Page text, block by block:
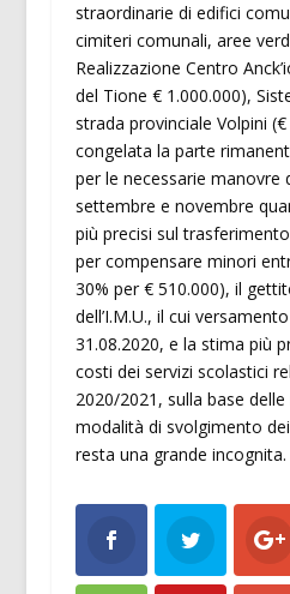
straordinarie di edifici
cimiteri comunali, aree
Realizzazione Centro
del Tione € 1.000.000),
strada provinciale Volpini
congelata la parte
per le necessarie manovre
settembre e novembre
più precisi sul
per compensare minori
30% per € 510.000), il
dell’I.M.U., il cui
31.08.2020, e la stima più
costi dei servizi scolastici
2020/2021, sulla base
modalità di svolgimento
resta una grande incognita.